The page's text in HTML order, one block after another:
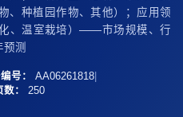
、种植园作物、其他）；应用领
、温室栽培）——市场规模、行
测
号： AA06261818
数： 250